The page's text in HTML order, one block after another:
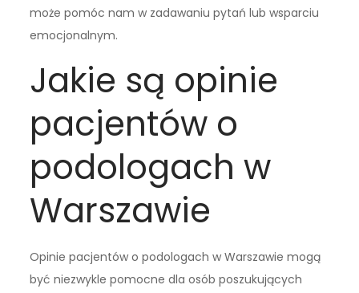
może pomóc nam w zadawaniu pytań lub wsparciu
emocjonalnym.
Jakie są opinie
pacjentów o
podologach w
Warszawie
Opinie pacjentów o podologach w Warszawie mogą
być niezwykle pomocne dla osób poszukujących